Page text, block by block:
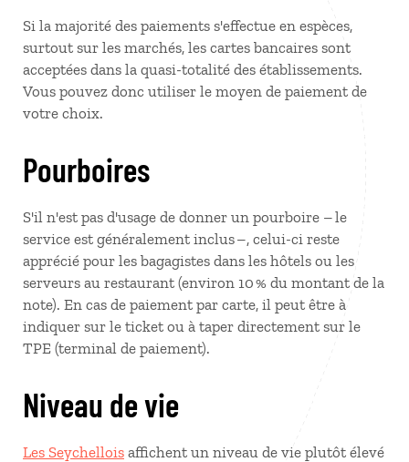
Si la majorité des paiements s'effectue en espèces,
surtout sur les marchés, les cartes bancaires sont
acceptées dans la quasi-totalité des établissements.
Vous pouvez donc utiliser le moyen de paiement de
votre choix.
Pourboires
S'il n'est pas d'usage de donner un pourboire – le
service est généralement inclus –, celui-ci reste
apprécié pour les bagagistes dans les hôtels ou les
serveurs au restaurant (environ 10 % du montant de la
note). En cas de paiement par carte, il peut être à
indiquer sur le ticket ou à taper directement sur le
TPE (terminal de paiement).
Niveau de vie
Les Seychellois affichent un niveau de vie plutôt élevé